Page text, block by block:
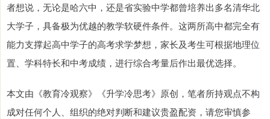
者想说，无论是哈六中，还是省实验中学都曾培养出多名清华北
大学子，具备极为优越的教学软硬件条件。这两所高中都完全有
能力支撑起高中学子的高考求学梦想，家长及考生可根据地理位
置、学科特长和中考成绩，进行综合考量后作出最优选择。
本文由《教育冷观察》《升学冷思考》原创，笔者所持观点不构
成对任何个人、组织的绝对判断和建议贵盈配资，请您审慎参